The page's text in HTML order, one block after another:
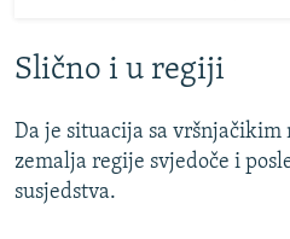
Slično i u regiji
Da je situacija sa
zemalja regije svjedoče i
susjedstva.